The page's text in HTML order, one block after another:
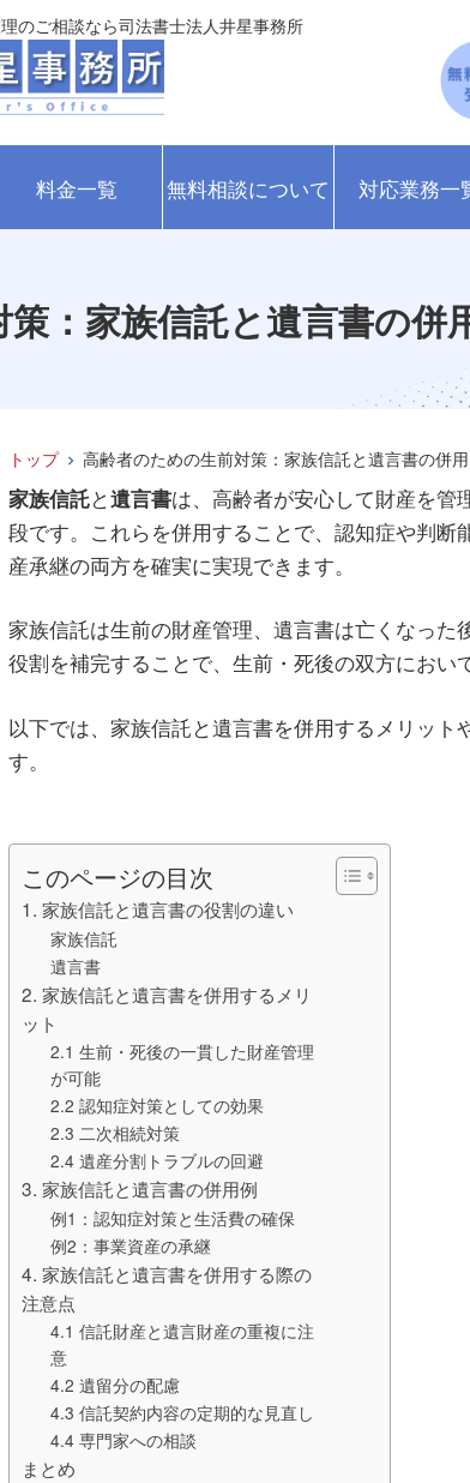
のご相談なら司法書士法人井星事務所
料金一覧 無料相談について 対応業務一
：家族信託と遺言書の併
トップ 高齢者のための生前対策：家族信託と遺言書の併用
家族信託と遺言書は、高齢者が安心して財産を管
段です。これらを併用することで、認知症や判
産承継の両方を確実に実現できます。
家族信託は生前の財産管理、遺言書は亡くなっ
役割を補完することで、生前・死後の双方におい
以下では、家族信託と遺言書を併用するメリット
す。
このページの目次
1. 家族信託と遺言書の役割の違い
家族信託
遺言書
2. 家族信託と遺言書を併用するメリ
ット
2.1 生前・死後の一貫した財産管理
が可能
2.2 認知症対策としての効果
2.3 二次相続対策
2.4 遺産分割トラブルの回避
3. 家族信託と遺言書の併用例
例1：認知症対策と生活費の確保
例2：事業資産の承継
4. 家族信託と遺言書を併用する際の
注意点
4.1 信託財産と遺言財産の重複に注
意
4.2 遺留分の配慮
4.3 信託契約内容の定期的な見直し
4.4 専門家への相談
まとめ